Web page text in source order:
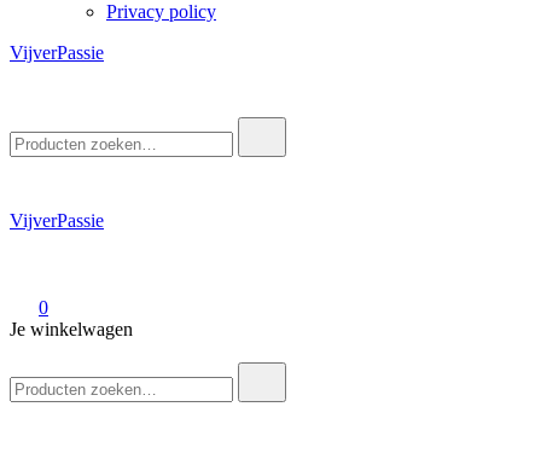
Privacy policy
VijverPassie
naar:
VijverPassie
0
Je winkelwagen
naar: